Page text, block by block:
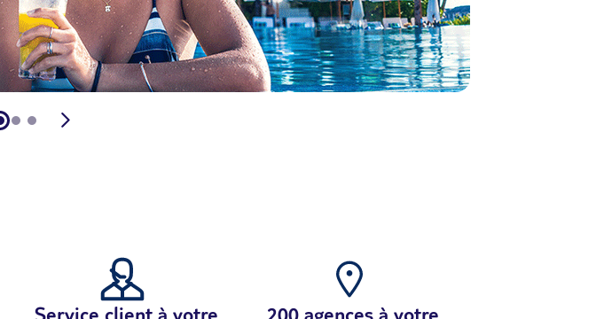
Service client à votre 200 agences à votre